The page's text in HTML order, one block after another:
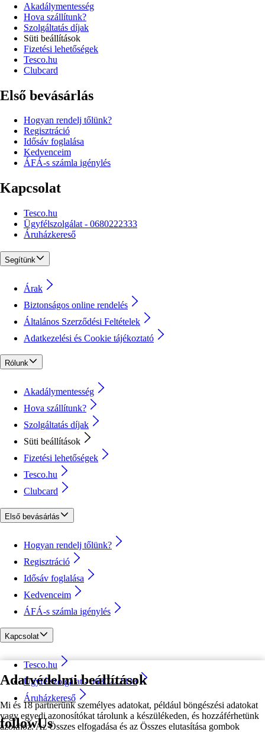
Adatvédelmi beállítások
Mi és 18 partnerünk személyes adatokat, például böngészési adatokat
vagy egyedi azonosítókat tárolunk a készülékeden, és hozzáférhetünk
azokhoz. Az Összes elfogadása és az Összes elutasítása gombok
Akadálymentesség
Hova szállítunk?
Szolgáltatás díjak
Süti beállítások
Fizetési lehetőségek
Tesco.hu
Clubcard
Első bevásárlás
Hogyan rendelj tőlünk?
Regisztráció
Idősáv foglalása
Kedvenceim
ÁFÁ-s számla igénylés
Kapcsolat
Tesco.hu
Ügyfélszolgálat - 0680222333
Áruházkereső
Segítünk
Árak
Biztonságos online rendelés
Általános Szerződési Feltételek
Adatkezelési és Cookie tájékoztató
Rólunk
Akadálymentesség
Hova szállítunk?
Szolgáltatás díjak
Süti beállítások
Fizetési lehetőségek
Tesco.hu
Clubcard
Első bevásárlás
Hogyan rendelj tőlünk?
Regisztráció
Idősáv foglalása
Kedvenceim
ÁFÁ-s számla igénylés
Kapcsolat
Tesco.hu
Ügyfélszolgálat - 0680222333
Áruházkereső
followUs